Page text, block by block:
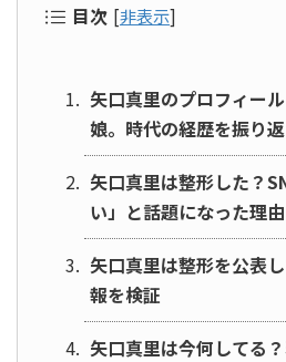
目次 [非表示]
矢口真里のプロフィー
娘。時代の経歴を振り
矢口真里は整形した？
い」と話題になった理由
矢口真里は整形を公表
報を検証
矢口真里は今何してる